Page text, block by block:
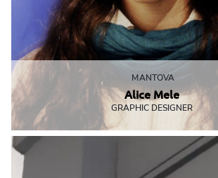
MANTOVA
Alice Mele
GRAPHIC DESIGNER
Parla poco...ma crea moltissimo!
grafica@mbemantova.it